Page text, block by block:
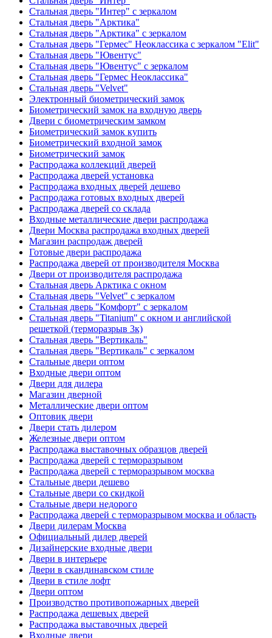
Стальная дверь "Интер" с зеркалом
Стальная дверь "Арктика"
Стальная дверь "Арктика" с зеркалом
Стальная дверь "Гермес" Неоклассика с зеркалом "Elit"
Стальная дверь "Ювентус"
Стальная дверь "Ювентус" с зеркалом
Стальная дверь "Гермес Неоклассика"
Стальная дверь "Velvet"
Электронный биометрический замок
Биометрический замок на входную дверь
Двери с биометрическим замком
Биометрический замок купить
Биометрический входной замок
Биометрический замок
Распродажа коллекций дверей
Распродажа дверей установка
Распродажа входных дверей дешево
Распродажа готовых входных дверей
Распродажа дверей со склада
Входные металлические двери распродажа
Двери Москва распродажа входных дверей
Магазин распродаж дверей
Готовые двери распродажа
Распродажа дверей от производителя Москва
Двери от производителя распродажа
Стальная дверь Арктика с окном
Стальная дверь "Velvet" с зеркалом
Стальная дверь "Комфорт" с зеркалом
Стальная дверь "Titanium" с окном и английской
решеткой (терморазрыв 3к)
Стальная дверь "Вертикаль"
Стальная дверь "Вертикаль" с зеркалом
Стальные двери оптом
Входные двери оптом
Двери для дилера
Магазин дверной
Металлические двери оптом
Оптовик двери
Двери стать дилером
Железные двери оптом
Распродажа выставочных образцов дверей
Распродажа дверей с терморазрывом
Распродажа дверей с терморазрывом москва
Стальные двери дешево
Стальные двери со скидкой
Стальные двери недорого
Распродажа дверей с терморазрывом москва и область
Двери дилерам Москва
Официальный дилер дверей
Дизайнерские входные двери
Двери в интерьере
Двери в скандинавском стиле
Двери в стиле лофт
Двери оптом
Производство противопожарных дверей
Распродажа дешевых дверей
Распродажа выставочных дверей
Входные двери